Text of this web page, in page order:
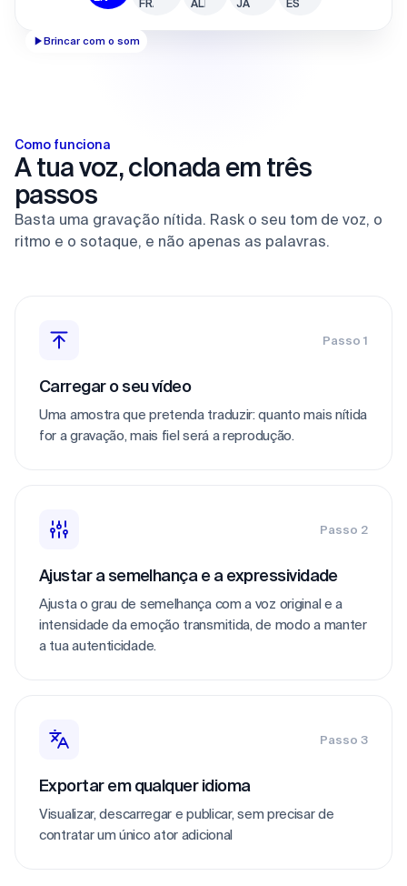
Brincar com o som
Como funciona
A tua voz, clonada em três
passos
Basta uma gravação nítida. Rask o seu tom de voz, o
ritmo e o sotaque, e não apenas as palavras.
Passo 1
Carregar o seu vídeo
Uma amostra que pretenda traduzir: quanto mais nítida
for a gravação, mais fiel será a reprodução.
Passo 2
Ajustar a semelhança e a expressividade
Ajusta o grau de semelhança com a voz original e a
intensidade da emoção transmitida, de modo a manter
a tua autenticidade.
Passo 3
Exportar em qualquer idioma
Visualizar, descarregar e publicar, sem precisar de
contratar um único ator adicional